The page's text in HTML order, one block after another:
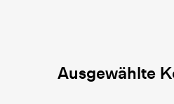
Ausgewählte